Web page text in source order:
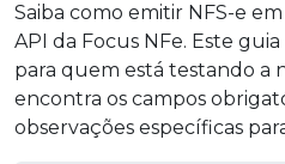
Saiba como emitir NFS-e
API da Focus NFe. Este
para quem está testando a
encontra os campos
observações específicas